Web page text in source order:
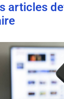
articles